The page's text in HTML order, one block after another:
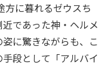
方に暮れるゼウスち
であった神・ヘルメ
に驚きながらも、こ
段として「アルバイ